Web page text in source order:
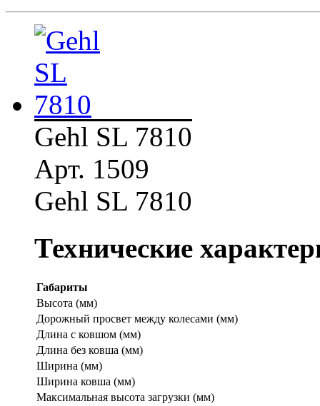
Gehl SL 7810
Арт. 1509
Gehl SL 7810
Технические
Габариты
Высота (мм)
Дорожный просвет между колесами (мм)
Длина с ковшом (мм)
Длина без ковша (мм)
Ширина (мм)
Ширина ковша (мм)
Максимальная высота загрузки (мм)